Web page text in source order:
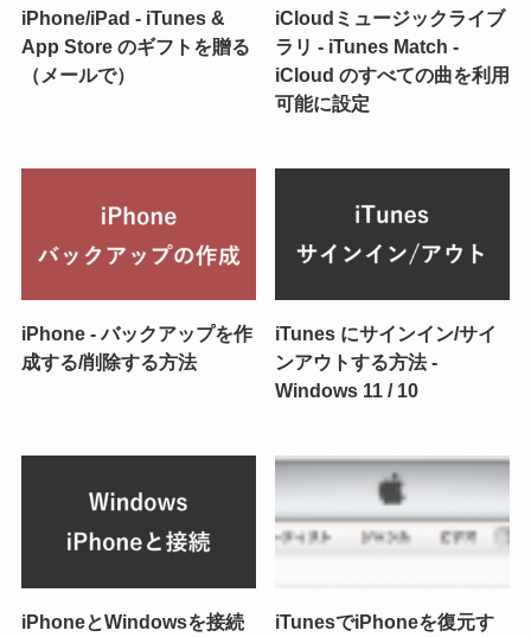
iPhone/iPad - iTunes &
App Store のギフトを贈る
（メールで）
iCloudミュージックライブ
ラリ - iTunes Match -
iCloud のすべての曲を利用
可能に設定
iPhone - バックアップを作
成する/削除する方法
iTunes にサインイン/サイ
ンアウトする方法 -
Windows 11 / 10
iPhoneとWindowsを接続
iTunesでiPhoneを復元す